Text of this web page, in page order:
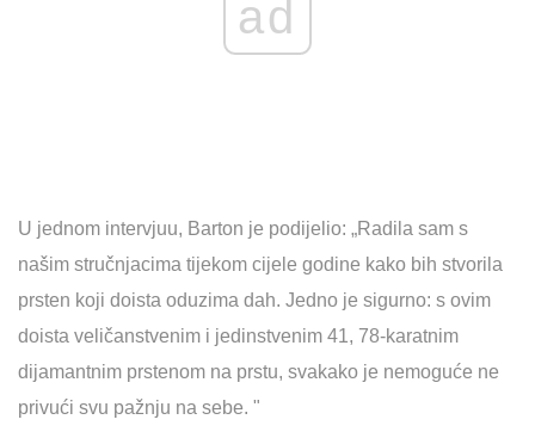
ad
U jednom intervjuu, Barton je podijelio: „Radila sam s
našim stručnjacima tijekom cijele godine kako bih stvorila
prsten koji doista oduzima dah. Jedno je sigurno: s ovim
doista veličanstvenim i jedinstvenim 41, 78-karatnim
dijamantnim prstenom na prstu, svakako je nemoguće ne
privući svu pažnju na sebe. "